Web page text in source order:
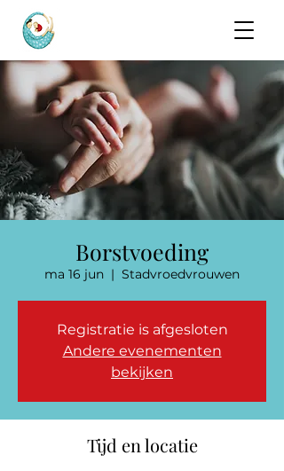
Borstvoeding
ma 16 jun
  |
Stadvroedvrouwen
Registratie is afgesloten
Andere evenementen
bekijken
Tijd en locatie